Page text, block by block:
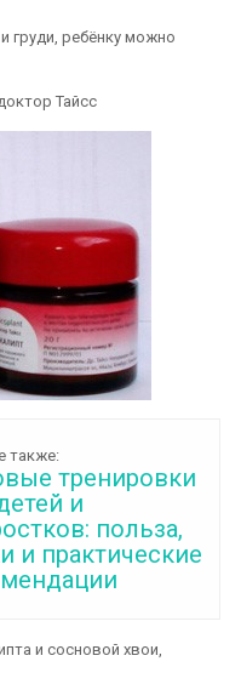
груди, ребёнку можно
Тайсс
также:
тренировки
и
польза,
и практические
и сосновой хвои,